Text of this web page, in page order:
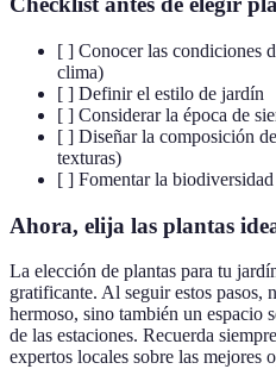
[ ] Conocer las condiciones
clima)
[ ] Definir el estilo de jardín
[ ] Considerar la época de
[ ] Diseñar la composición
texturas)
[ ] Fomentar la
Ahora, elija las plantas
La elección de plantas para tu
gratificante. Al seguir estos pasos,
hermoso, sino también un espacio
de las estaciones. Recuerda
expertos locales sobre las mejores